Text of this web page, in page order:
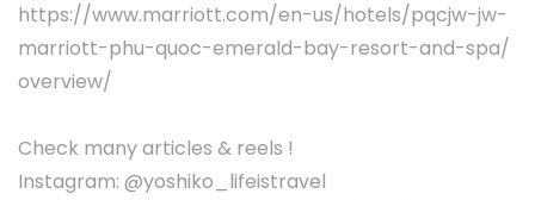
https://www.marriott.com/en-us/hotels/pqcjw-jw-
marriott-phu-quoc-emerald-bay-resort-and-spa/
overview/
Check many articles & reels !
Instagram: @yoshiko_lifeistravel